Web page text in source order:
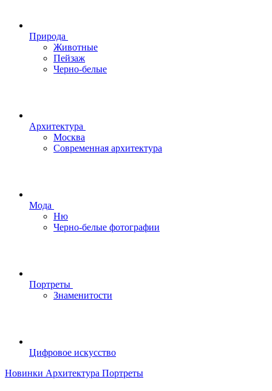
Природа
Животные
Пейзаж
Черно-белые
Архитектура
Москва
Современная архитектура
Мода
Ню
Черно-белые фотографии
Портреты
Знаменитости
Цифровое искусство
Новинки Архитектура Портреты